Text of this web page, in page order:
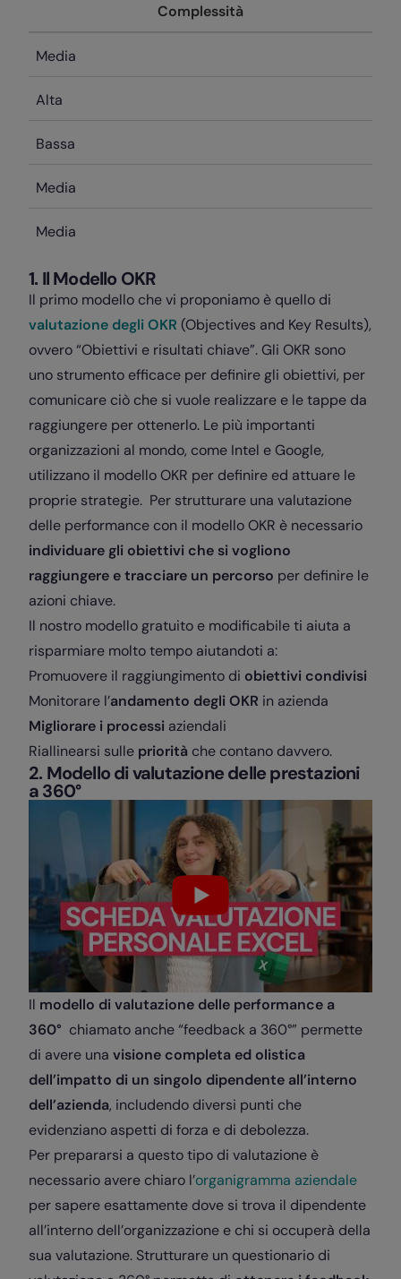
Complessità
Media
Alta
Bassa
Media
Media
1. Il Modello OKR
Il primo modello che vi proponiamo è quello di
valutazione degli OKR (Objectives and Key Results),
ovvero “Obiettivi e risultati chiave”. Gli OKR sono
uno strumento efficace per definire gli obiettivi, per
comunicare ciò che si vuole realizzare e le tappe da
raggiungere per ottenerlo. Le più importanti
organizzazioni al mondo, come Intel e Google,
utilizzano il modello OKR per definire ed attuare le
proprie strategie. Per strutturare una valutazione
delle performance con il modello OKR è necessario
individuare gli obiettivi che si vogliono
raggiungere e tracciare un percorso per definire le
azioni chiave.
Il nostro modello gratuito e modificabile ti aiuta a
risparmiare molto tempo aiutandoti a:
Promuovere il raggiungimento di obiettivi condivisi
Monitorare l’andamento degli OKR in azienda
Migliorare i processi aziendali
Riallinearsi sulle priorità che contano davvero.
2. Modello di valutazione delle prestazioni
a 360°
Il modello di valutazione delle performance a
360° chiamato anche “feedback a 360°” permette
di avere una visione completa ed olistica
dell’impatto di un singolo dipendente all’interno
dell’azienda, includendo diversi punti che
evidenziano aspetti di forza e di debolezza.
Per prepararsi a questo tipo di valutazione è
necessario avere chiaro l’organigramma aziendale
per sapere esattamente dove si trova il dipendente
all’interno dell’organizzazione e chi si occuperà della
sua valutazione. Strutturare un questionario di